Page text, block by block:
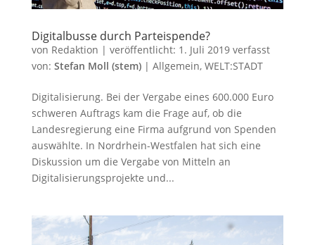
Digitalbusse durch Parteispende?
von Redaktion | veröffentlicht: 1. Juli 2019verfasst
von: Stefan Moll (stem)| Allgemein, WELT:STADT
Digitalisierung. Bei der Vergabe eines 600.000 Euro
schweren Auftrags kam die Frage auf, ob die
Landesregierung eine Firma aufgrund von Spenden
auswählte. In Nordrhein-Westfalen hat sich eine
Diskussion um die Vergabe von Mitteln an
Digitalisierungsprojekte und...